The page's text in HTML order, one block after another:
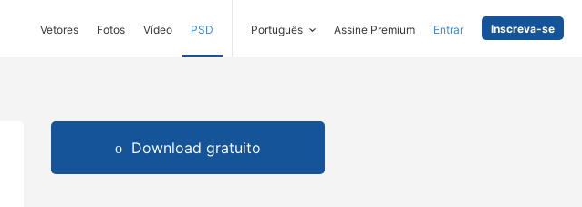
Vetores Fotos Vídeo PSD Português Assine Premium Entrar Inscreva-se
Download gratuito